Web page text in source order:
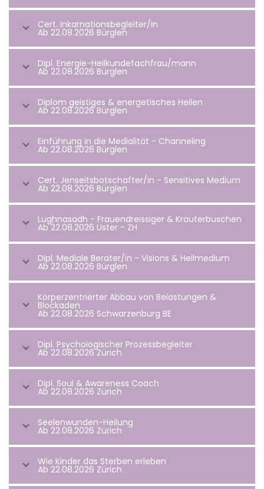
Cert. Inkarnationsbegleiter/in
Ab 22.08.2026 Bürglen
Dipl. Energie-Heilkundefachfrau/mann
Ab 22.08.2026 Bürglen
Diplom geistiges & energetisches Heilen
Ab 22.08.2026 Bürglen
Einführung in die Medialität - Channeling
Ab 22.08.2026 Bürglen
Cert. Jenseitsbotschafter/in - Sensitives Medium
Ab 22.08.2026 Bürglen
Lughnasadh - Frauendreissiger & Kräuterbuschen
Ab 22.08.2026 Uster - ZH
Dipl. Mediale Berater/in - Visions & Heilmedium
Ab 22.08.2026 Bürglen
Körperzentrierter Abbau von Belastungen &
Blockaden
Ab 22.08.2026 Schwarzenburg BE
Dipl. Psychologischer Prozessbegleiter
Ab 22.08.2026 Zürich
Dipl. Soul & Awareness Coach
Ab 22.08.2026 Zürich
Seelenwunden-Heilung
Ab 22.08.2026 Zürich
Wie Kinder das Sterben erleben
Ab 22.08.2026 Zürich